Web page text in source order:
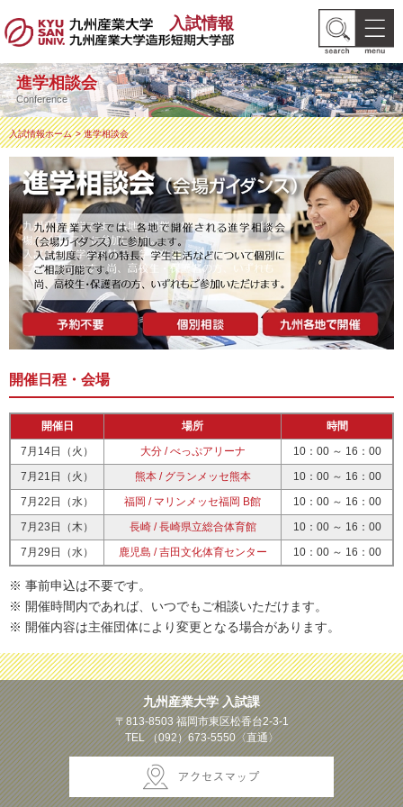
入試情報
進学相談会
Conference
入試情報ホーム 進学相談会
開催日程・会場
開催日 場所
時間
7月14日（火）
大分 / べっぷアリーナ
10：00 ～ 16：00
7月21日（火）
熊本 / グランメッセ熊本
10：00 ～ 16：00
7月22日（水）
福岡 / マリンメッセ福岡 B館
10：00 ～ 16：00
7月23日（木）
長崎 / 長崎県立総合体育館
10：00 ～ 16：00
7月29日（水）
鹿児島 / 吉田文化体育センター 10：00 ～ 16：00
※ 事前申込は不要です。
※ 開催時間内であれば、いつでもご相談いただけます。
※ 開催内容は主催団体により変更となる場合があります。
九州産業大学 入試課
〒813-8503 福岡市東区松香台2-3-1
TEL （092）673‐5550〈直通〉